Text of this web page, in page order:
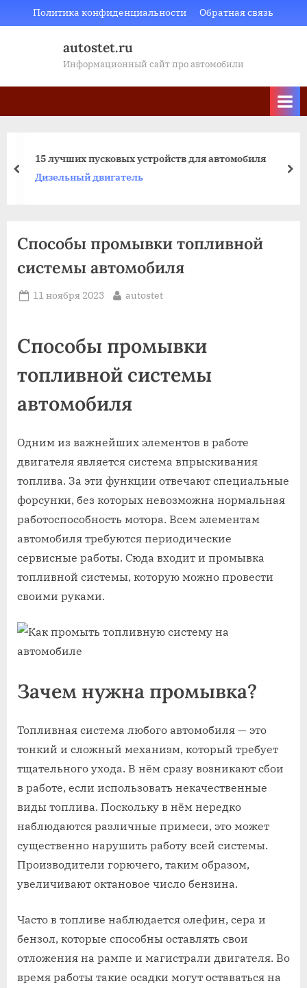
to
Политика конфиденциальности Обратная связь
autostet.ru
Информационный сайт про автомобили
15 лучших пусковых устройств для автомобиля
Дизельный двигатель
пред
Способы промывки топливной
системы автомобиля
Posted
11 ноября 2023 By
autostet
Способы промывки
топливной системы
автомобиля
Одним из важнейших элементов в работе
двигателя является система впрыскивания
топлива. За эти функции отвечают специальные
форсунки, без которых невозможна нормальная
работоспособность мотора. Всем элементам
автомобиля требуются периодические
сервисные работы. Сюда входит и промывка
топливной системы, которую можно провести
своими руками.
Зачем нужна промывка?
Топливная система любого автомобиля — это
тонкий и сложный механизм, который требует
тщательного ухода. В нём сразу возникают сбои
в работе, если использовать некачественные
виды топлива. Поскольку в нём нередко
наблюдаются различные примеси, это может
существенно нарушить работу всей системы.
Производители горючего, таким образом,
увеличивают октановое число бензина.
Часто в топливе наблюдается олефин, сера и
бензол, которые способны оставлять свои
отложения на рампе и магистрали двигателя. Во
время работы такие осадки могут оставаться на